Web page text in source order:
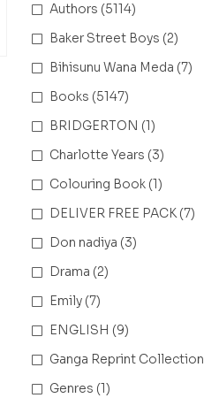
Authors (5114)
Baker Street Boys (2)
Bihisunu Wana Meda (7)
Books (5147)
BRIDGERTON (1)
Charlotte Years (3)
Colouring Book (1)
DELIVER FREE PACK (7)
Don nadiya (3)
Drama (2)
Emily (7)
ENGLISH (9)
Ganga Reprint Collection
Genres (1)